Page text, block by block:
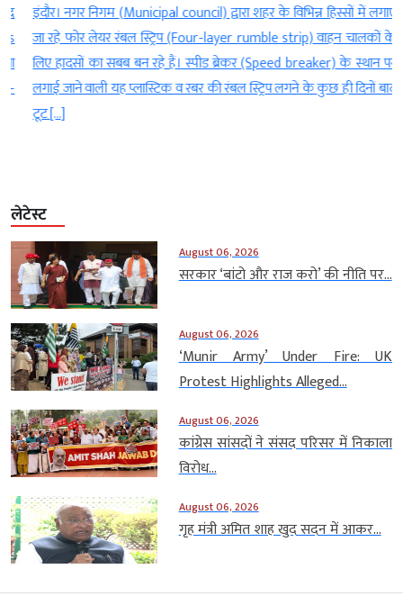
इंदौर। नगर निगम (Municipal council) द्वारा शहर के विभिन्न हिस्सों में लगाए
जा रहे फोर लेयर रंबल स्ट्रिप (Four-layer rumble strip) वाहन चालकों के
लिए हादसों का सबब बन रहे हैं। स्पीड ब्रेकर (Speed ​​breaker) के स्थान पर
लगाई जाने वाली यह प्लास्टिक व रबर की रंबल स्ट्रिप लगने के कुछ ही दिनों बाद
टूट […]
लेटेस्ट
August 06, 2026
सरकार ‘बांटो और राज करो’ की नीति पर...
August 06, 2026
‘Munir Army’ Under Fire: UK
Protest Highlights Alleged...
August 06, 2026
कांग्रेस सांसदों ने संसद परिसर में निकाला
विरोध...
August 06, 2026
गृह मंत्री अमित शाह खुद सदन में आकर...